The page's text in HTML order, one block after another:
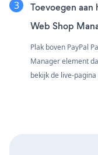
Toevoegen
Web Shop
Plak boven PayPal
Manager element
bekijk de live-